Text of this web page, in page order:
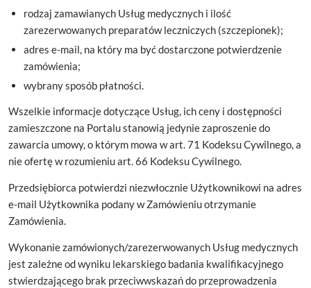
rodzaj zamawianych Usług medycznych i ilość
zarezerwowanych preparatów leczniczych (szczepionek);
adres e-mail, na który ma być dostarczone potwierdzenie
zamówienia;
wybrany sposób płatności.
Wszelkie informacje dotyczące Usług, ich ceny i dostępności
zamieszczone na Portalu stanowią jedynie zaproszenie do
zawarcia umowy, o którym mowa w art. 71 Kodeksu Cywilnego, a
nie ofertę w rozumieniu art. 66 Kodeksu Cywilnego.
Przedsiębiorca potwierdzi niezwłocznie Użytkownikowi na adres
e-mail Użytkownika podany w Zamówieniu otrzymanie
Zamówienia.
Wykonanie zamówionych/zarezerwowanych Usług medycznych
jest zależne od wyniku lekarskiego badania kwalifikacyjnego
stwierdzającego brak przeciwwskazań do przeprowadzenia